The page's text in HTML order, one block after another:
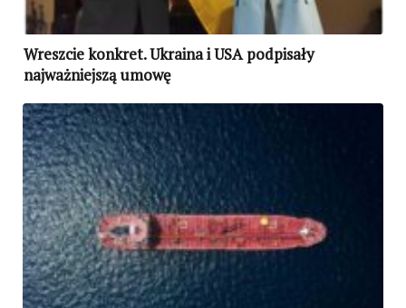
Wreszcie konkret. Ukraina i USA podpisały
najważniejszą umowę